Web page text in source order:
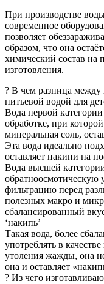
При производстве
современное
позволяет
образом, что она
химический состав на
изготовления.
? В чем разница между
питьевой водой для
Вода первой
обработке, при
минеральная соль,
Эта вода идеально
оставляет накипи на
Вода высшей
обратноосмотическую
фильтрацию перед
полезных макро и
сбалансированный
‘накипь’
Такая вода, более
употреблять в
утоления жажды, она
она и оставляет
? Из чего